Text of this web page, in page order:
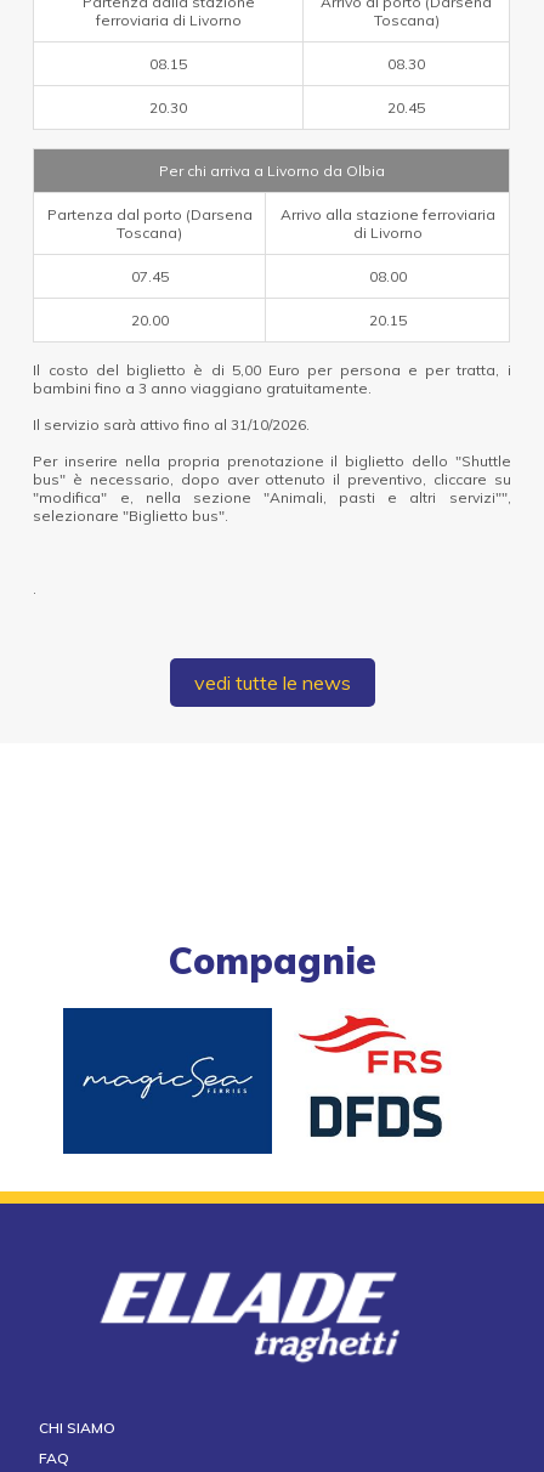
ferroviaria di Livorno
Toscana)
08.15 08.30
20.30 20.45
Per chi arriva a Livorno da Olbia
Partenza dal porto (Darsena
Toscana)
Arrivo alla stazione ferroviaria
di Livorno
07.45 08.00
20.00 20.15
Il costo del biglietto è di 5,00 Euro per persona e per tratta, i
bambini fino a 3 anno viaggiano gratuitamente.
Il servizio sarà attivo fino al 31/10/2026.
Per inserire nella propria prenotazione il biglietto dello "Shuttle
bus" è necessario, dopo aver ottenuto il preventivo, cliccare su
"modifica" e, nella sezione "Animali, pasti e altri servizi"",
selezionare "Biglietto bus".
vedi tutte le news
Compagnie
CHI SIAMO
FAQ